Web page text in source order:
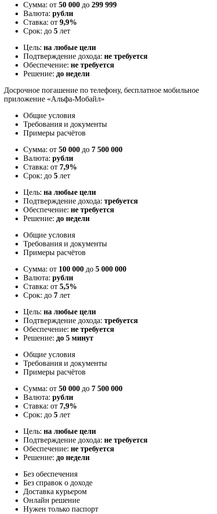
Сумма: от 50 000 до 299 999
Валюта: рубли
Ставка: от 9,9%
Срок: до 5 лет
Цель: на любые цели
Подтверждение дохода: не требуется
Обеспечение: не требуется
Решение: до недели
Досрочное погашение по телефону, бесплатное мобильное
приложение «Альфа-Мобайл»
Общие условия
Требования и документы
Примеры расчётов
Сумма: от 50 000 до 7 500 000
Валюта: рубли
Ставка: от 7,9%
Срок: до 5 лет
Цель: на любые цели
Подтверждение дохода: требуется
Обеспечение: не требуется
Решение: до недели
Общие условия
Требования и документы
Примеры расчётов
Сумма: от 100 000 до 5 000 000
Валюта: рубли
Ставка: от 5,5%
Срок: до 7 лет
Цель: на любые цели
Подтверждение дохода: требуется
Обеспечение: не требуется
Решение: до 5 минут
Общие условия
Требования и документы
Примеры расчётов
Сумма: от 50 000 до 7 500 000
Валюта: рубли
Ставка: от 7,9%
Срок: до 5 лет
Цель: на любые цели
Подтверждение дохода: не требуется
Обеспечение: не требуется
Решение: до недели
Без обеспечения
Без справок о доходе
Доставка курьером
Онлайн решение
Нужен только паспорт